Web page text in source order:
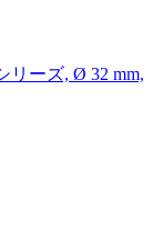
リーズ, Ø 32 mm,